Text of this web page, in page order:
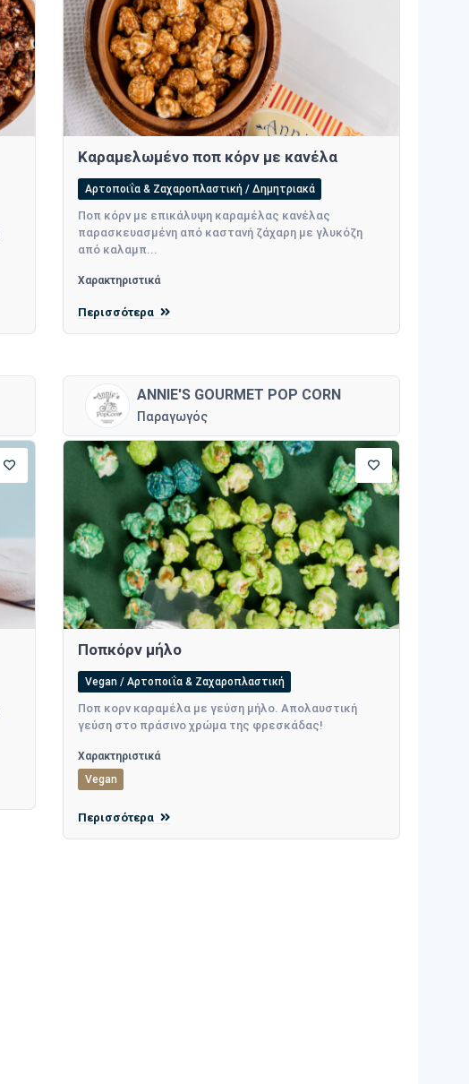
Καραμελωμένο ποπ κόρν με κανέλα
Αρτοποιΐα & Ζαχαροπλαστική / Δημητριακά
Ποπ κόρν με επικάλυψη καραμέλας κανέλας
παρασκευασμένη από καστανή ζάχαρη με γλυκόζη
από καλαμπ...
Χαρακτηριστικά
Περισσότερα
ANNIE'S GOURMET POP CORN
Παραγωγός
Ποπκόρν μήλο
Vegan / Αρτοποιΐα & Ζαχαροπλαστική
Ποπ κορν καραμέλα με γεύση μήλο. Απολαυστική
γεύση στο πράσινο χρώμα της φρεσκάδας!
Χαρακτηριστικά
Vegan
Περισσότερα